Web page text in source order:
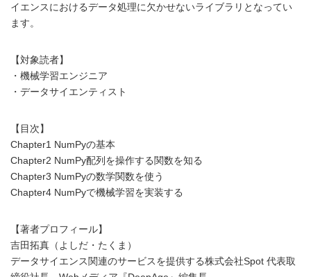
イエンスにおけるデータ処理に欠かせないライブラリとなってい
ます。
【対象読者】
・機械学習エンジニア
・データサイエンティスト
【目次】
Chapter1 NumPyの基本
Chapter2 NumPy配列を操作する関数を知る
Chapter3 NumPyの数学関数を使う
Chapter4 NumPyで機械学習を実装する
【著者プロフィール】
吉田拓真（よしだ・たくま）
データサイエンス関連のサービスを提供する株式会社Spot 代表取